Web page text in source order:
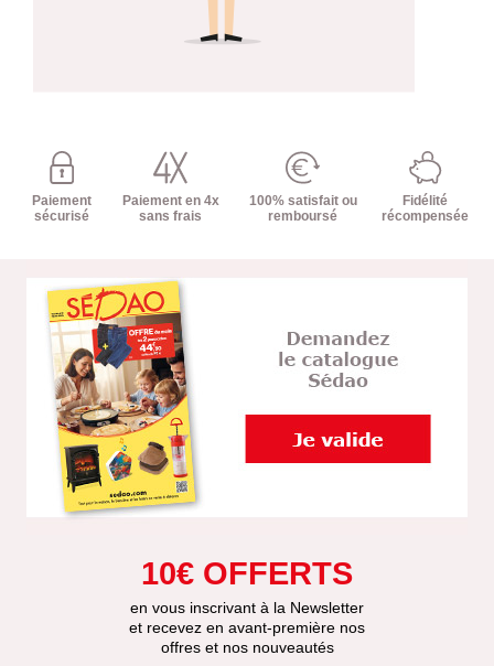
Paiement
sécurisé
Paiement en 4x
sans frais
100% satisfait ou
remboursé
Fidélité
récompensée
10€ OFFERTS
en vous inscrivant à la Newsletter
et recevez en avant-première nos
offres et nos nouveautés